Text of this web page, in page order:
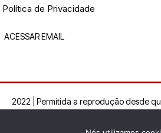
Política de Privacidade
ACESSAR EMAIL
2022 | Permitida a reprodução desde